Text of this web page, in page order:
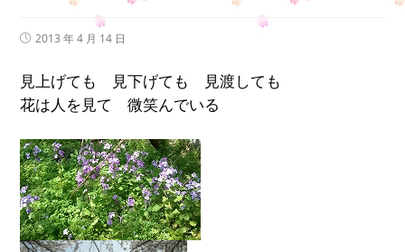
投
開
日:
2013 年 4 月 14 日
見上げても 見下げても 見渡しても
花は人を見て 微笑んでいる